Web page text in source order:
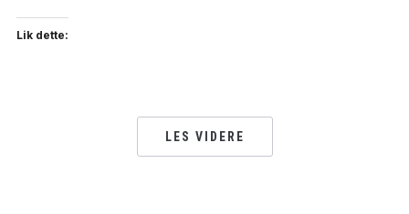
Lik dette:
LES VIDERE